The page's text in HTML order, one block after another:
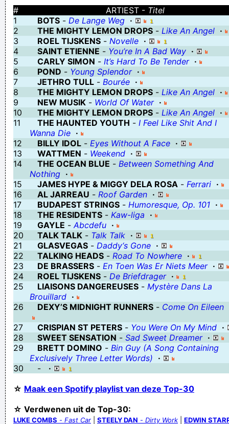
...dat is als gorgelen met snot
gejongleerd is oud gedaan
i stronzi come al splito
hie se een goei
Ben uit de kast gekomeeuh... kan ik ein-de-lijk mijn binnen-
Met de rotte appel door de mond vol tanden staan
Joffy Joffy Joffy ik doe zout in mijn koffie
Verknoei je tijd op een nuttige manier!
Geej se lèllike voel hod!
#
ARTIEST - Titel
1
BOTS - De Lange Weg ·
2
THE MIGHTY LEMON DROPS - Like An Angel ·
3
ROEL TIJSKENS - Novelle ·
4
SAINT ETIENNE - You’re In A Bad Way ·
5
CARLY SIMON - It’s Hard To Be Tender ·
6
POND - Young Splendor ·
7
JETHRO TULL - Bourée ·
8
THE MIGHTY LEMON DROPS - Like An Angel ·
9
NEW MUSIK - World Of Water ·
10
THE MIGHTY LEMON DROPS - Like An Angel ·
11
THE HAUNTED YOUTH - I Feel Like Shit And I
Wanna Die ·
12
BILLY IDOL - Eyes Without A Face ·
13
WATTMEN - Weekend ·
14
THE OCEAN BLUE - Between Something And
Nothing ·
15
JAMES HYPE & MIGGY DELA ROSA - Ferrari ·
16
AL JARREAU - Roof Garden ·
17
BUDAPEST STRINGS - Humoresque, Op. 101 ·
18
THE RESIDENTS - Kaw-liga ·
19
GAYLE -Abcdefu ·
20
TALK TALK - Talk Talk ·
21
GLASVEGAS - Daddy‘s Gone ·
22
TALKING HEADS - Road To Nowhere ·
23
DE BRASSERS - En Toen Was Er Niets Meer ·
24
ROEL TIJSKENS - De Briefdrager ·
25
LIAISONS DANGEREUSES - Mystère Dans La
Brouillard ·
26
DEXY’S MIDNIGHT RUNNERS - Come On Eileen
27
CRISPIAN ST PETERS - You Were On My Mind ·
28
SWEET SENSATION - Sad Sweet Dreamer ·
29
BRETT DOMINO - Bin Guy (A Song Containing
Exclusively Three Letter Words) ·
30
-
·
☆ Maak een Spotify playlist van deze Top-30
☆ Verdwenen uit de Top-30:
LUKE COMBS - Fast Car STEELY DAN - Dirty Work EDWIN